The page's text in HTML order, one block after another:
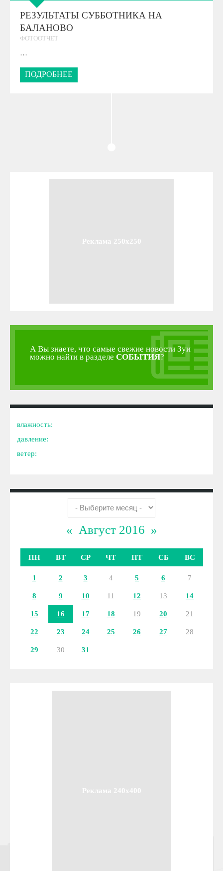
РЕЗУЛЬТАТЫ СУББОТНИКА НА
БАЛАНОВО
ФОТООТЧЕТ
…
ПОДРОБНЕЕ
Реклама 250x250
А Вы знаете, что самые свежие новости Зуи
можно найти в разделе СОБЫТИЯ?
влажность:
давление:
ветер:
« Август 2016 »
ПН ВТ СР ЧТ ПТ СБ ВС
1 2 3 4 5 6 7
8 9 10 11 12 13 14
15 16 17 18 19 20 21
22 23 24 25 26 27 28
29 30 31
Реклама 240x400